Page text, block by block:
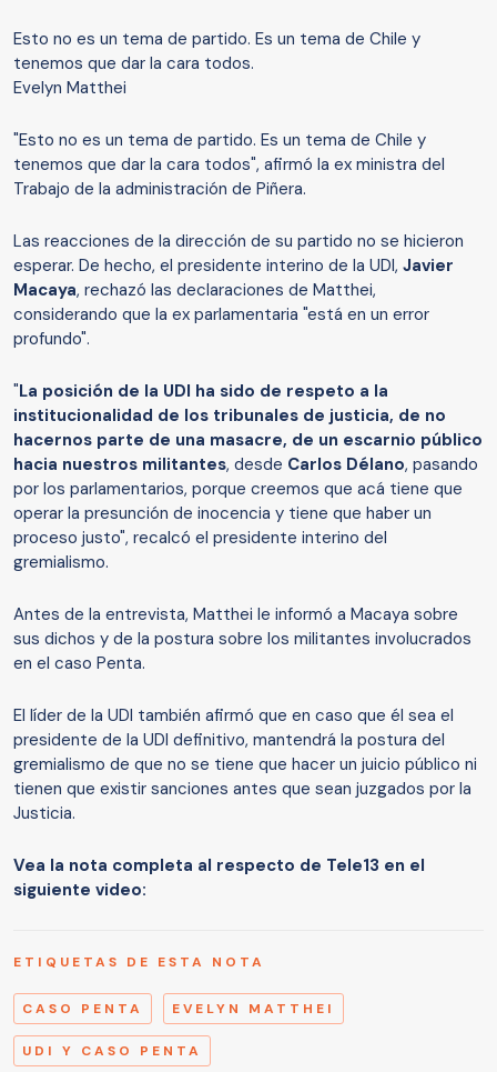
Esto no es un tema de partido. Es un tema de Chile y
tenemos que dar la cara todos.
Evelyn Matthei
"Esto no es un tema de partido. Es un tema de Chile y
tenemos que dar la cara todos", afirmó la ex ministra del
Trabajo de la administración de Piñera.
Las reacciones de la dirección de su partido no se hicieron
esperar. De hecho, el presidente interino de la UDI, Javier
Macaya, rechazó las declaraciones de Matthei,
considerando que la ex parlamentaria "está en un error
profundo".
"La posición de la UDI ha sido de respeto a la
institucionalidad de los tribunales de justicia, de no
hacernos parte de una masacre, de un escarnio público
hacia nuestros militantes, desde Carlos Délano, pasando
por los parlamentarios, porque creemos que acá tiene que
operar la presunción de inocencia y tiene que haber un
proceso justo", recalcó el presidente interino del
gremialismo.
Antes de la entrevista, Matthei le informó a Macaya sobre
sus dichos y de la postura sobre los militantes involucrados
en el caso Penta.
El líder de la UDI también afirmó que en caso que él sea el
presidente de la UDI definitivo, mantendrá la postura del
gremialismo de que no se tiene que hacer un juicio público ni
tienen que existir sanciones antes que sean juzgados por la
Justicia.
Vea la nota completa al respecto de Tele13 en el
siguiente video:
ETIQUETAS DE ESTA NOTA
CASO PENTA EVELYN MATTHEI
UDI Y CASO PENTA